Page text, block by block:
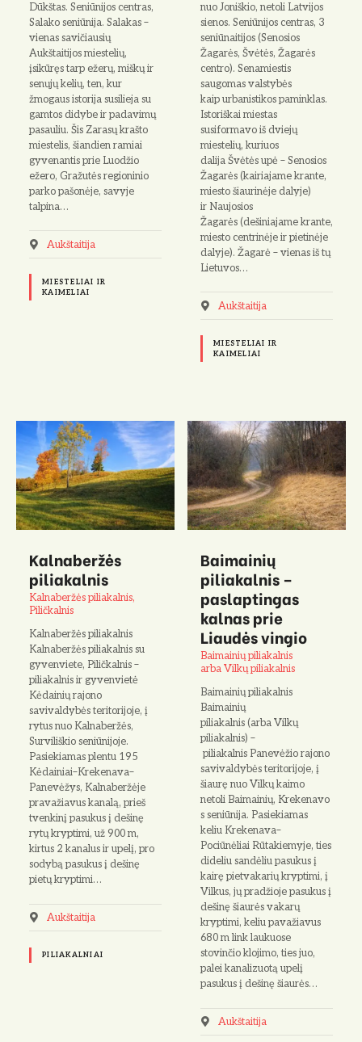
Dūkštas. Seniūnijos centras,
Salako seniūnija. Salakas –
vienas savičiausių
Aukštaitijos miestelių,
įsikūręs tarp ežerų, miškų ir
senųjų kelių, ten, kur
žmogaus istorija susilieja su
gamtos didybe ir padavimų
pasauliu. Šis Zarasų krašto
miestelis, šiandien ramiai
gyvenantis prie Luodžio
ežero, Gražutės regioninio
parko pašonėje, savyje
talpina…
Aukštaitija
MIESTELIAI IR
KAIMELIAI
nuo Joniškio, netoli Latvijos
sienos. Seniūnijos centras, 3
seniūnaitijos (Senosios
Žagarės, Švėtės, Žagarės
centro). Senamiestis
saugomas valstybės
kaip urbanistikos paminklas.
Istoriškai miestas
susiformavo iš dviejų
miestelių, kuriuos
dalija Švėtės upė – Senosios
Žagarės (kairiajame krante,
miesto šiaurinėje dalyje)
ir Naujosios
Žagarės (dešiniajame krante,
miesto centrinėje ir pietinėje
dalyje). Žagarė – vienas iš tų
Lietuvos…
Aukštaitija
MIESTELIAI IR
KAIMELIAI
Kalnaberžės
piliakalnis
Kalnaberžės piliakalnis,
Piličkalnis
Kalnaberžės piliakalnis
Kalnaberžės piliakalnis su
gyvenviete, Piličkalnis –
piliakalnis ir gyvenvietė
Kėdainių rajono
savivaldybės teritorijoje, į
rytus nuo Kalnaberžės,
Surviliškio seniūnijoje.
Pasiekiamas plentu 195
Kėdainiai–Krekenava–
Panevėžys, Kalnaberžėje
pravažiavus kanalą, prieš
tvenkinį pasukus į dešinę
rytų kryptimi, už 900 m,
kirtus 2 kanalus ir upelį, pro
sodybą pasukus į dešinę
pietų kryptimi…
Aukštaitija
PILIAKALNIAI
Baimainių
piliakalnis –
paslaptingas
kalnas prie
Liaudės vingio
Baimainių piliakalnis
arba Vilkų piliakalnis
Baimainių piliakalnis
Baimainių
piliakalnis (arba Vilkų
piliakalnis) –
piliakalnis Panevėžio rajono
savivaldybės teritorijoje, į
šiaurę nuo Vilkų kaimo
netoli Baimainių, Krekenavo
s seniūnija. Pasiekiamas
keliu Krekenava–
Pociūnėliai Rūtakiemyje, ties
dideliu sandėliu pasukus į
kairę pietvakarių kryptimi, į
Vilkus, jų pradžioje pasukus į
dešinę šiaurės vakarų
kryptimi, keliu pavažiavus
680 m link laukuose
stovinčio klojimo, ties juo,
palei kanalizuotą upelį
pasukus į dešinę šiaurės…
Aukštaitija